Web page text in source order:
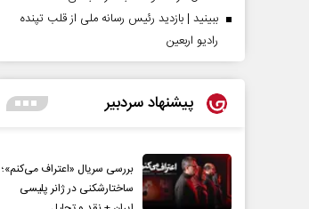
ببینید | بازدید رئیس رسانه ملی از قلب تپنده
رادیو اربعین
پیشنهاد سردبیر
بررسی سریال «اعتراف می‌کنم»؛
ساختارشکنی در ژانر پلیسی